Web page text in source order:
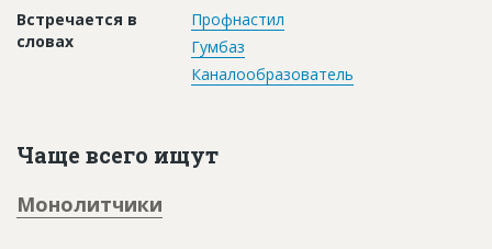
Контакты
Личный кабинет
Встречается в
словах
Профнастил
Гумбаз
Каналообразователь
Чаще всего ищут
Монолитчики